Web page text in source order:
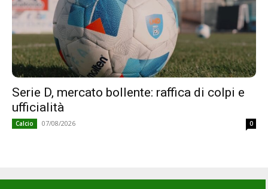
Serie D, mercato bollente: raffica di colpi e
ufficialità
Calcio 07/08/2026 0